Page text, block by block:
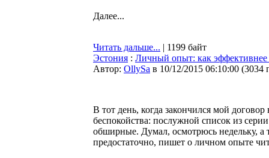
Далее...
Читать дальше... | 1199 байт
Эстония : Личный опыт: как эффективнее
Автор: OllySa в 10/12/2015 06:10:00 (3034
В тот день, когда закончился мой
беспокойства: послужной список из
обширные. Думал, осмотрюсь недельку, а
предостаточно, пишет о личном опыте